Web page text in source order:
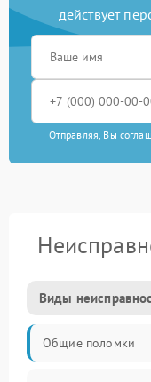
действует
Отправляя, Вы
Виды
Общие поломки